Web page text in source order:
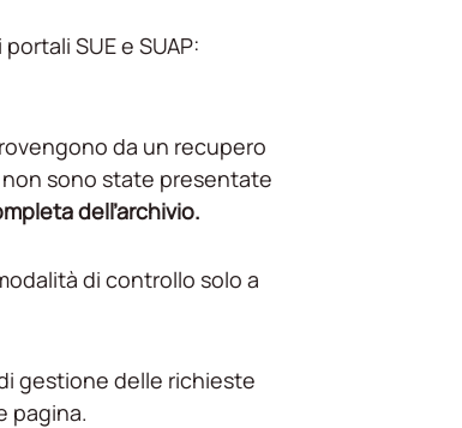
SUE e SUAP:
da un recupero
sono state presentate
dell’archivio.
di controllo solo a
gestione delle richieste
pagina.